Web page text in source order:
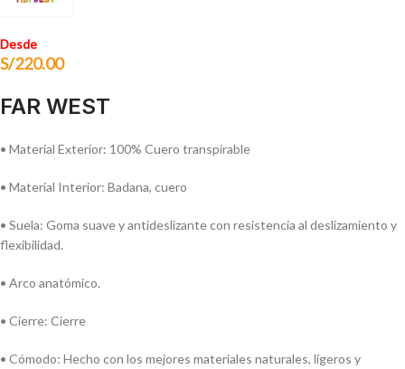
Desde
S/220.00
FAR WEST
• Material Exterior: 100% Cuero transpirable
• Material Interior: Badana, cuero
• Suela: Goma suave y antideslizante con resistencia al deslizamiento y
flexibilidad.
• Arco anatómico.
• Cierre: Cierre
• Cómodo: Hecho con los mejores materiales naturales, ligeros y